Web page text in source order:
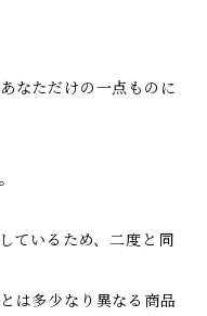
なただけの一点ものに
ているため、二度と同
は多少なり異なる商品